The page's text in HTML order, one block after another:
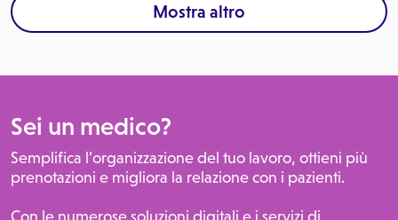
Mostra altro
Sei un medico?
Semplifica l’organizzazione del tuo lavoro, ottieni più
prenotazioni e migliora la relazione con i pazienti.
Con le numerose soluzioni digitali e i servizi di